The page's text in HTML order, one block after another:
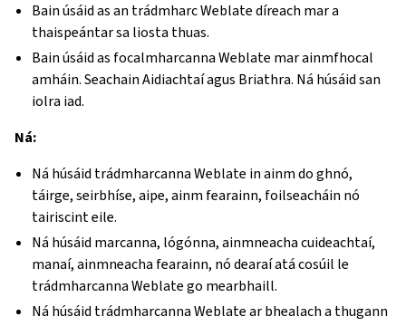
Bain úsáid as an trádmharc Weblate díreach mar a
thaispeántar sa liosta thuas.
Bain úsáid as focalmharcanna Weblate mar ainmfhocal
amháin. Seachain Aidiachtaí agus Briathra. Ná húsáid san
iolra iad.
Ná:
Ná húsáid trádmharcanna Weblate in ainm do ghnó,
táirge, seirbhíse, aipe, ainm fearainn, foilseacháin nó
tairiscint eile.
Ná húsáid marcanna, lógónna, ainmneacha cuideachtaí,
manaí, ainmneacha fearainn, nó dearaí atá cosúil le
trádmharcanna Weblate go mearbhaill.
Ná húsáid trádmharcanna Weblate ar bhealach a thugann